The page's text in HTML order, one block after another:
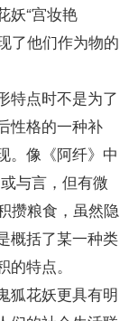
妖“宫妆艳
了他们作为物的
点时不是为了
性格的一种补
。像《阿纤》中
与言，但有微
攒粮食，虽然隐
概括了某一种类
特点。
花妖更具有明